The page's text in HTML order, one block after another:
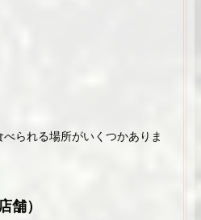
られる場所がいくつかありま
舗）